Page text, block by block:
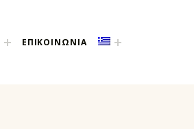
ΕΠΙΚΟΙΝΩΝΙΑ